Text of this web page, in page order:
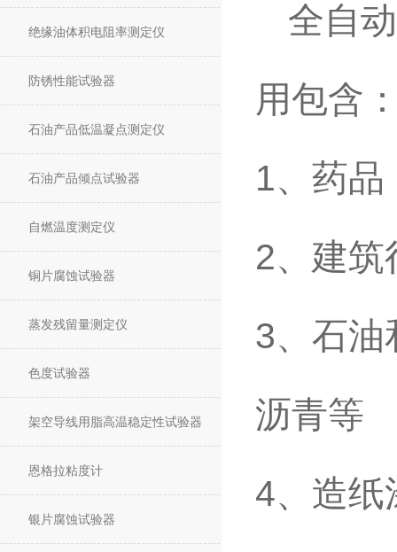
绝缘油体积电阻率测定仪
防锈性能试验器
石油产品低温凝点测定仪
石油产品倾点试验器
自燃温度测定仪
铜片腐蚀试验器
蒸发残留量测定仪
色度试验器
架空导线用脂高温稳定性试验器
恩格拉粘度计
银片腐蚀试验器
全自
用包含
1、药
2、建筑
3、石
沥青等
4、造